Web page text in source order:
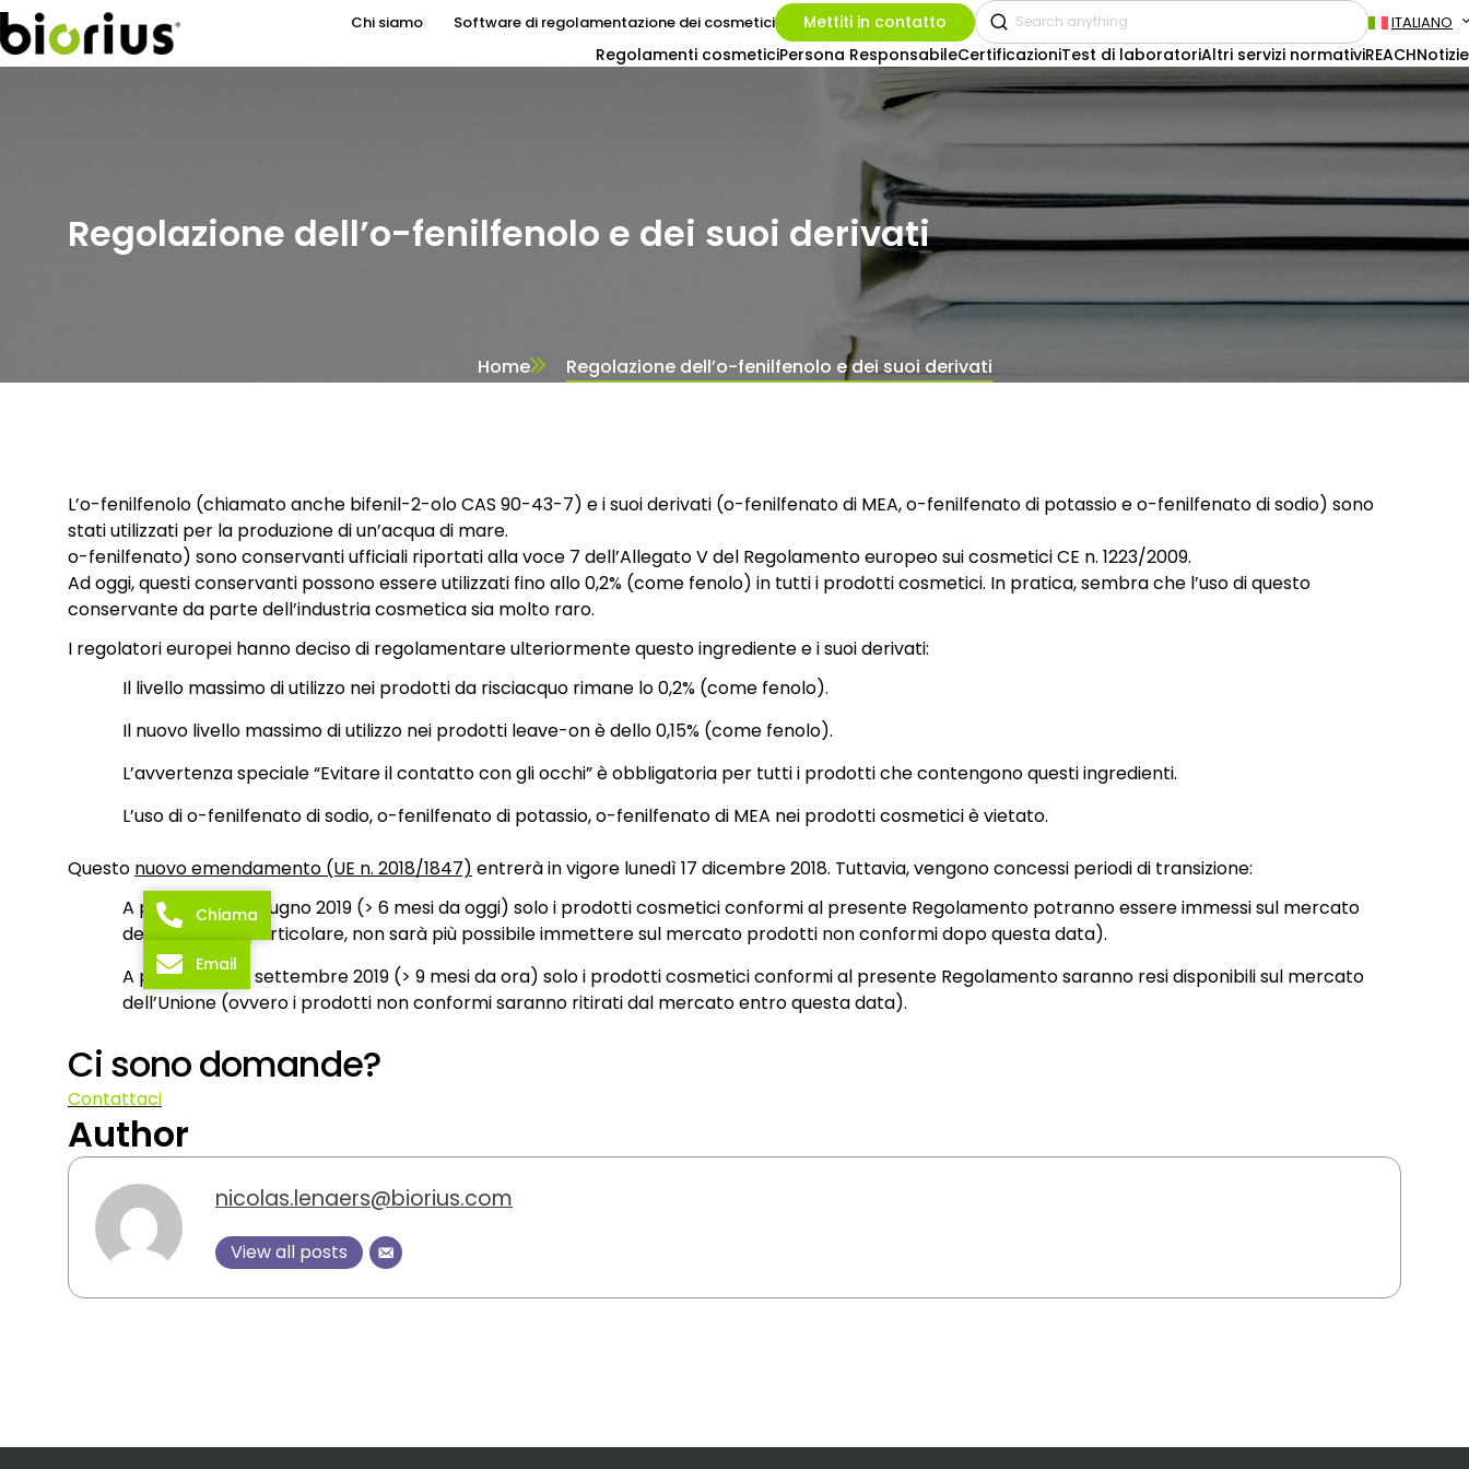
Chi siamo Software di regolamentazione dei cosmetici Mettiti in contatto ITALIANO
Regolamenti cosmeticiPersona ResponsabileCertificazioniTest di laboratoriAltri servizi normativiREACHNotizie
Regolazione dell’o-fenilfenolo e dei suoi derivati
Home Regolazione dell’o-fenilfenolo e dei suoi derivati
L’o-fenilfenolo (chiamato anche bifenil-2-olo CAS 90-43-7) e i suoi derivati (o-fenilfenato di MEA, o-fenilfenato di potassio e o-fenilfenato di sodio) sono
stati utilizzati per la produzione di un’acqua di mare.
o-fenilfenato) sono conservanti ufficiali riportati alla voce 7 dell’Allegato V del Regolamento europeo sui cosmetici CE n. 1223/2009.
Ad oggi, questi conservanti possono essere utilizzati fino allo 0,2% (come fenolo) in tutti i prodotti cosmetici. In pratica, sembra che l’uso di questo
conservante da parte dell’industria cosmetica sia molto raro.
I regolatori europei hanno deciso di regolamentare ulteriormente questo ingrediente e i suoi derivati:
Il livello massimo di utilizzo nei prodotti da risciacquo rimane lo 0,2% (come fenolo).
Il nuovo livello massimo di utilizzo nei prodotti leave-on è dello 0,15% (come fenolo).
L’avvertenza speciale “Evitare il contatto con gli occhi” è obbligatoria per tutti i prodotti che contengono questi ingredienti.
L’uso di o-fenilfenato di sodio, o-fenilfenato di potassio, o-fenilfenato di MEA nei prodotti cosmetici è vietato.
Questo nuovo emendamento (UE n. 2018/1847) entrerà in vigore lunedì 17 dicembre 2018. Tuttavia, vengono concessi periodi di transizione:
A partire dal 17 giugno 2019 (> 6 mesi da oggi) solo i prodotti cosmetici conformi al presente Regolamento potranno essere immessi sul mercato
dell’Unione (in particolare, non sarà più possibile immettere sul mercato prodotti non conformi dopo questa data).
A partire dal 17 settembre 2019 (> 9 mesi da ora) solo i prodotti cosmetici conformi al presente Regolamento saranno resi disponibili sul mercato
dell’Unione (ovvero i prodotti non conformi saranno ritirati dal mercato entro questa data).
Ci sono domande?
Contattaci
Author
nicolas.lenaers@biorius.com
View all posts
Chiama
Email